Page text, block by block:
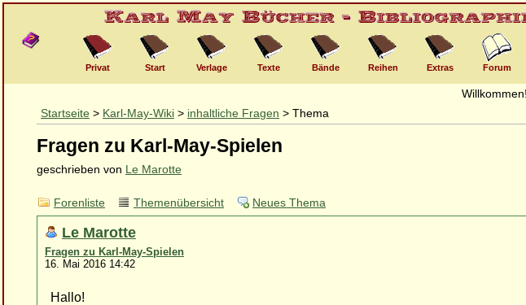
Privat Start Verlage Texte Bände Reihen Extras Forum
Willkommen!
Startseite > Karl-May-Wiki > inhaltliche Fragen > Thema
Fragen zu Karl-May-Spielen
geschrieben von Le Marotte
Forenliste Themenübersicht Neues Thema
Le Marotte
Fragen zu Karl-May-Spielen
16. Mai 2016 14:42
Hallo!